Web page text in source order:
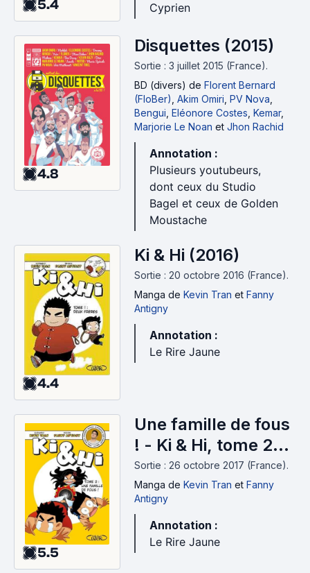
5.4 Cyprien
4.8
Disquettes (2015)
Sortie : 3 juillet 2015 (France).
BD (divers) de Florent Bernard
(FloBer), Akim Omiri, PV Nova,
Bengui, Eléonore Costes, Kemar,
Marjorie Le Noan et Jhon Rachid
Annotation :
Plusieurs youtubeurs,
dont ceux du Studio
Bagel et ceux de Golden
Moustache
4.4
Ki & Hi (2016)
Sortie : 20 octobre 2016 (France).
Manga de Kevin Tran et Fanny
Antigny
Annotation :
Le Rire Jaune
5.5
Une famille de fous
! - Ki & Hi, tome 2
(2017)
Sortie : 26 octobre 2017 (France).
Manga de Kevin Tran et Fanny
Antigny
Annotation :
Le Rire Jaune